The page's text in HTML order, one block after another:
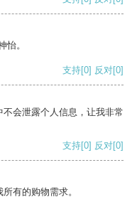
怡。
支持[0] 反对[0]
会泄露个人信息，让我非常
支持[0] 反对[0]
有的购物需求。